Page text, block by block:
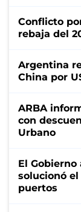
Conflicto
rebaja del
Argentina
China por
ARBA
con
Urbano
El
solucionó
puertos